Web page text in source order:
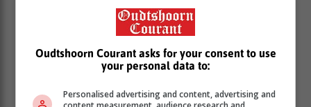
Oudtshoorn Courant asks for your consent to use
your personal data to:
Personalised advertising and content, advertising and